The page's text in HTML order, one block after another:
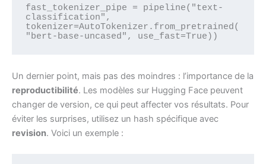
fast_tokenizer_pipe = pipeline("text-
classification",
tokenizer=AutoTokenizer.from_pretrained(
"bert-base-uncased", use_fast=True))
Un dernier point, mais pas des moindres : l’importance de la
reproductibilité. Les modèles sur Hugging Face peuvent
changer de version, ce qui peut affecter vos résultats. Pour
éviter les surprises, utilisez un hash spécifique avec
revision. Voici un exemple :